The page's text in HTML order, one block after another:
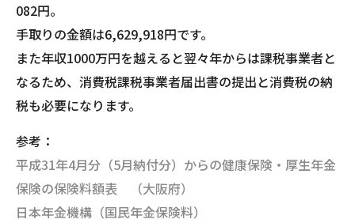
082円。
手取りの金額は6,629,918円です。
また年収1000万円を越えると翌々年からは課税事業者と
なるため、消費税課税事業者届出書の提出と消費税の納
税も必要になります。
参考：
平成31年4月分（5月納付分）からの健康保険・厚生年金
保険の保険料額表 （大阪府）
日本年金機構（国民年金保険料）